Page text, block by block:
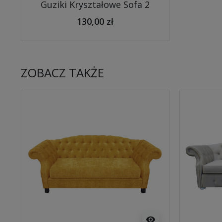
Guziki Kryształowe Sofa 2
130,00 zł
ZOBACZ TAKŻE
visibility